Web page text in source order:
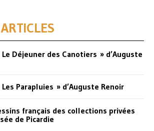
Déjeuner des Canotiers » d’Auguste
Parapluies » d’Auguste Renoir
français des collections privées
de Picardie